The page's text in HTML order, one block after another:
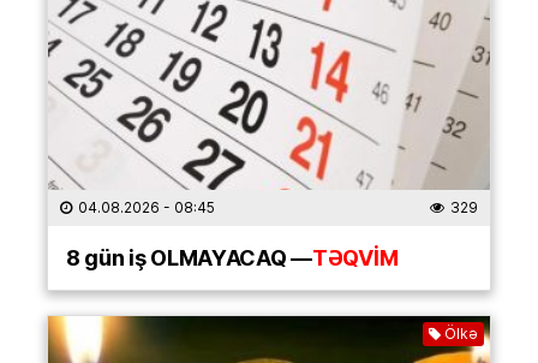
04.08.2026 - 08:45 329
8 gün iş OLMAYACAQ —TƏQVİM
Ölkə